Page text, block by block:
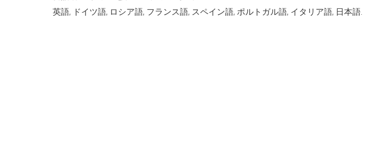
英語, ドイツ語, ロシア語, フランス語, スペイン語, ポルトガル語, イタリア語, 日本語.